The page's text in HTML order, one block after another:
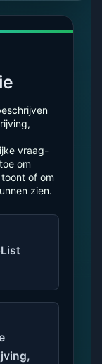
vraag-
om
of om
zien.